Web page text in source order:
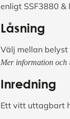
enligt SSF3880 &
Låsning
Välj mellan
Mer information och
Inredning
Ett vitt uttagbart